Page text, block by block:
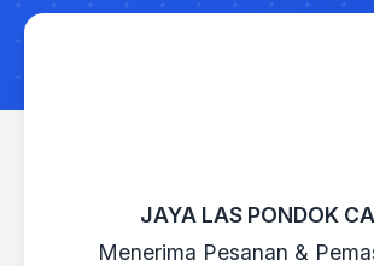
JAYA LAS PONDOK
Menerima Pesanan &